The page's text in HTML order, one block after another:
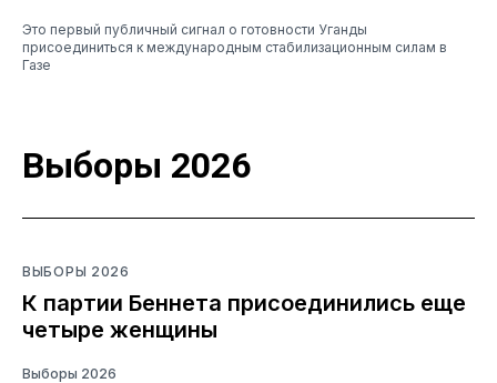
Это первый публичный сигнал о готовности Уганды
присоединиться к международным стабилизационным силам в
Газе
Выборы 2026
ВЫБОРЫ 2026
К партии Беннета присоединились еще
четыре женщины
Выборы 2026